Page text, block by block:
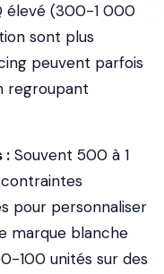
élevé (300-1 000
sont plus
peuvent parfois
regroupant
: Souvent 500 à 1
pour personnaliser
marque blanche
100 unités sur des